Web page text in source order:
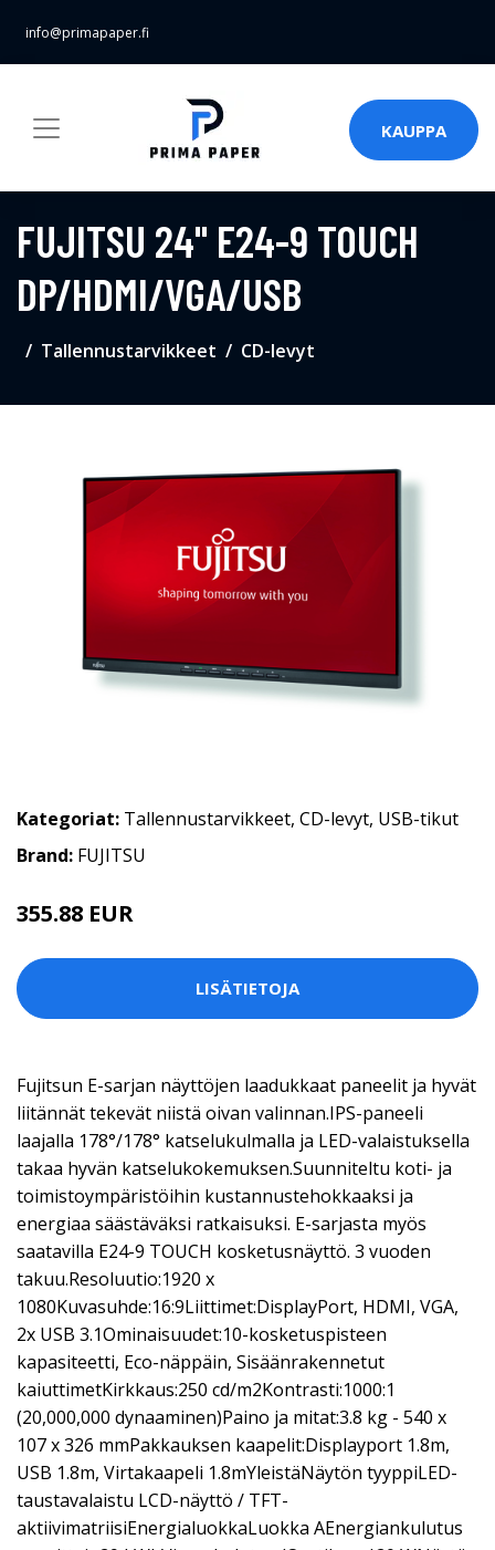
info@primapaper.fi
KAUPPA
FUJITSU 24" E24-9 TOUCH
DP/HDMI/VGA/USB
Tallennustarvikkeet CD-levyt
Kategoriat: Tallennustarvikkeet, CD-levyt, USB-tikut
Brand: FUJITSU
355.88 EUR
LISÄTIETOJA
Fujitsun E-sarjan näyttöjen laadukkaat paneelit ja hyvät
liitännät tekevät niistä oivan valinnan.IPS-paneeli
laajalla 178°/178° katselukulmalla ja LED-valaistuksella
takaa hyvän katselukokemuksen.Suunniteltu koti- ja
toimistoympäristöihin kustannustehokkaaksi ja
energiaa säästäväksi ratkaisuksi. E-sarjasta myös
saatavilla E24-9 TOUCH kosketusnäyttö. 3 vuoden
takuu.Resoluutio:1920 x
1080Kuvasuhde:16:9Liittimet:DisplayPort, HDMI, VGA,
2x USB 3.1Ominaisuudet:10-kosketuspisteen
kapasiteetti, Eco-näppäin, Sisäänrakennetut
kaiuttimetKirkkaus:250 cd/m2Kontrasti:1000:1
(20,000,000 dynaaminen)Paino ja mitat:3.8 kg - 540 x
107 x 326 mmPakkauksen kaapelit:Displayport 1.8m,
USB 1.8m, Virtakaapeli 1.8mYleistäNäytön tyyppiLED-
taustavalaistu LCD-näyttö / TFT-
aktiivimatriisiEnergialuokkaLuokka AEnergiankulutus